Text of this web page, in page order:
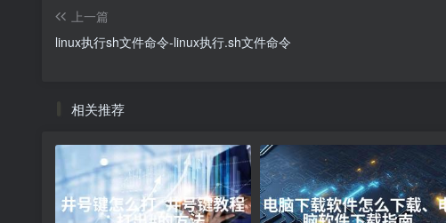
上一篇
linux执行sh文件命令-linux执行.sh文件命令
相关推荐